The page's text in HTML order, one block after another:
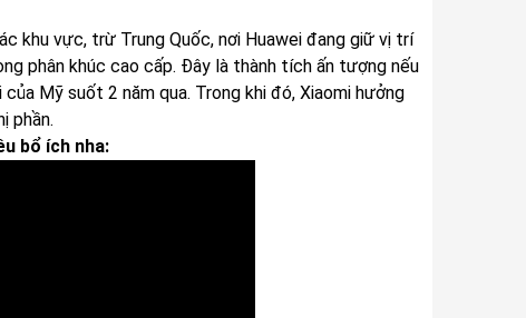
khu vực, trừ Trung Quốc, nơi Huawei đang giữ vị trí
phân khúc cao cấp. Đây là thành tích ấn tượng nếu
Mỹ suốt 2 năm qua. Trong khi đó, Xiaomi hưởng
phần.
bổ ích nha: